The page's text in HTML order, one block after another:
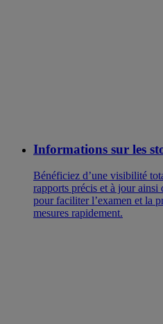
Informations sur les
Bénéficiez d’une visibilité
rapports précis et à jour ainsi
pour faciliter l’examen et la
mesures rapidement.